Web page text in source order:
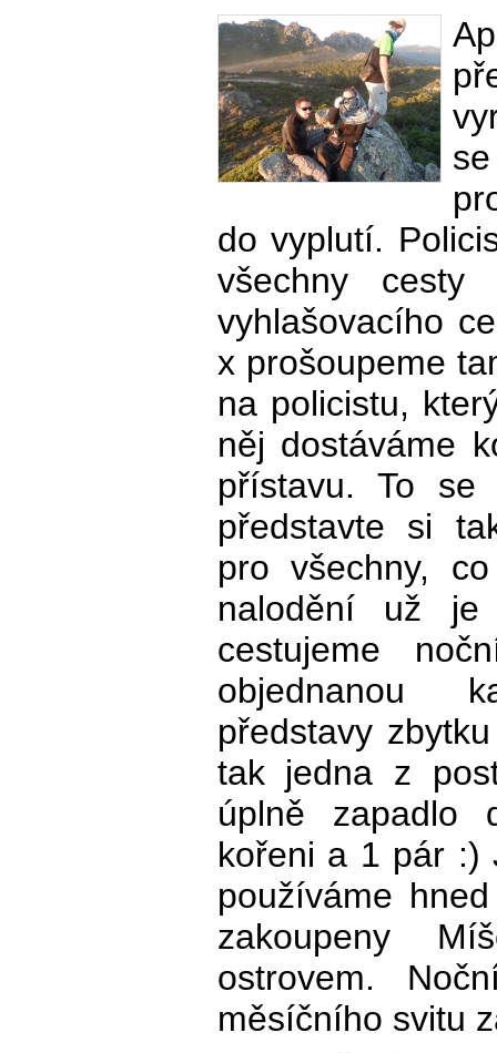
do vyplutí.
všechny
vyhlašovacího
x prošoupeme
na policistu,
něj dostáváme
přístavu. To se
představte si
pro všechny,
nalodění už je
cestujeme
objednanou
představy
tak jedna z
úplně zapadlo
kořeni a 1 pár :)
používáme
zakoupeny
ostrovem.
měsíčního svitu